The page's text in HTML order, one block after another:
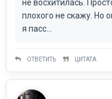
не восхитилась.
плохого не скажу. Но
я пасс...
ОТВЕТИТЬ ЦИТАТА